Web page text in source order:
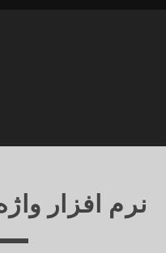
نرم افزار